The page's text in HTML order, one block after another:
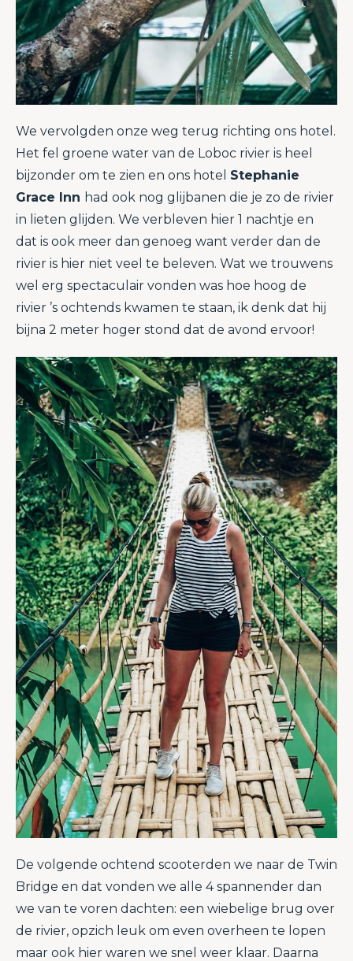
We vervolgden onze weg terug richting ons hotel.
Het fel groene water van de Loboc rivier is heel
bijzonder om te zien en ons hotel Stephanie
Grace Inn had ook nog glijbanen die je zo de rivier
in lieten glijden. We verbleven hier 1 nachtje en
dat is ook meer dan genoeg want verder dan de
rivier is hier niet veel te beleven. Wat we trouwens
wel erg spectaculair vonden was hoe hoog de
rivier ’s ochtends kwamen te staan, ik denk dat hij
bijna 2 meter hoger stond dat de avond ervoor!
De volgende ochtend scooterden we naar de Twin
Bridge en dat vonden we alle 4 spannender dan
we van te voren dachten: een wiebelige brug over
de rivier, opzich leuk om even overheen te lopen
maar ook hier waren we snel weer klaar. Daarna